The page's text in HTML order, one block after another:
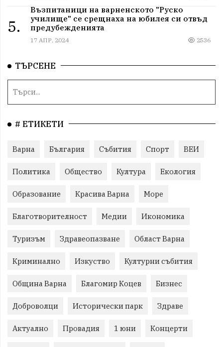
5.
Възпитаници на варненското "Руско
училище" се срещнаха на юбилея си отвъд
предубежденията
17 АПР, 2024 2536
ТЪРСЕНЕ
# ЕТИКЕТИ
Варна България Събития Спорт ВЕИ
Политика Общество Култура Екология
Образование Красива Варна Море
Благотворителност Медии Икономика
Туризъм Здравеопазване Област Варна
Криминално Изкуство Културни събития
Община Варна Благомир Коцев Бизнес
Доброволци Исторически парк Здраве
Актуално Провадия 1 юни Концерти